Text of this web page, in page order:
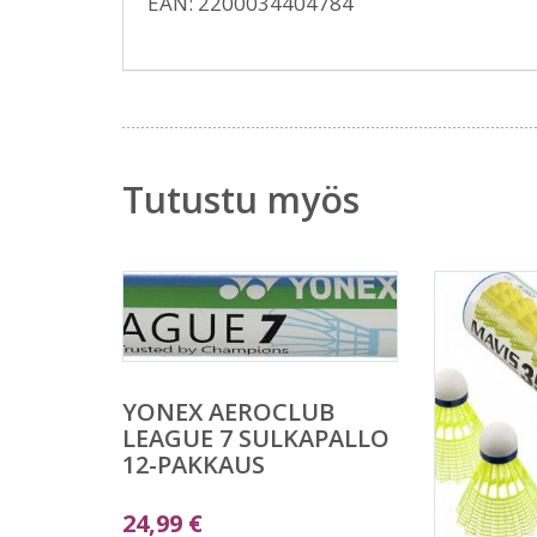
Tutustu myös
YONEX AEROCLUB
LEAGUE 7 SULKAPALLO
12-PAKKAUS
24,99 €